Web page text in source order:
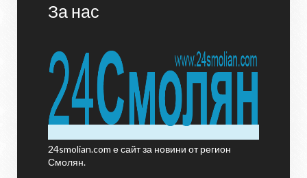
За нас
24smolian.com е сайт за новини от регион
Смолян.